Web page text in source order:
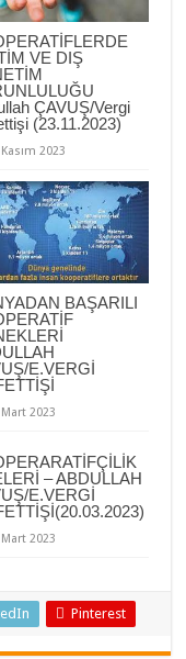
VE DIŞ
ÇAVUŞ/Vergi
(23.11.2023)
2023
BAŞARILI
E.VERGİ
2023
– ABDULLAH
E.VERGİ
2023
Pinterest